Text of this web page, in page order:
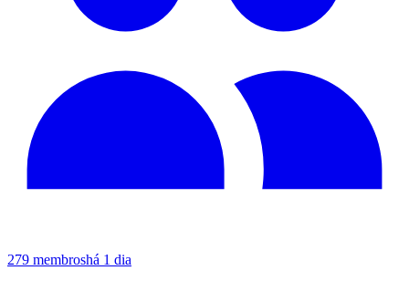
279 membroshá 1 dia